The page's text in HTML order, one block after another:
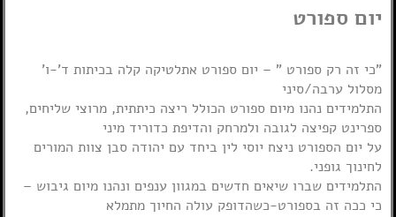
יום ספורט
"כי זה רק ספורט " – יום ספורט אתלטיקה קלה בכיתות ד'-ו'
מסלול ערבה/סיני
התלמידים נהנו מיום ספורט הכולל ריצה כיתתית, מרוצי שליחים,
ספרינט קפיצה לגובה ולמרחק והדיפת כדוריד מיני
על יום הספורט ניצח יוסי לין ביחד עם יהודה סבן צוות המורים
לחינוך גופני.
התלמידים שברו שיאים חדשים במגוון ענפים ונהנו מיום גיבוש –
כי ככה זה בספורט-כשהדופק עולה החיוך מתמלא